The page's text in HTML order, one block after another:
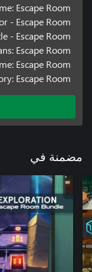
Escape Room
- Escape Room
- Escape Room
Escape Room
Escape Room
Escape Room
مضمنة في